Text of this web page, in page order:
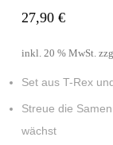
27,90 €
inkl. 20 % MwSt.
Set aus T-Rex
Streue die
wächst